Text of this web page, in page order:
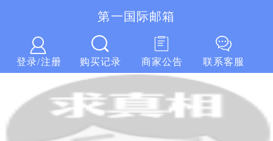
第一国际邮箱
登录/注册 购买记录 商家公告 联系客服